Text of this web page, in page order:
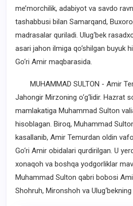
me’morchilik, adabiyot va savdo
tashabbusi bilan Samarqand,
madrasalar quriladi. Ulug‘bek
asari jahon ilmiga qo‘shilgan buyuk
Go‘ri Amir maqbarasida.
MUHAMMAD SULTON - Amir
Jahongir Mirzoning o‘g‘lidir. Hazrat
mamlakatiga Muhammad Sulton
hisoblagan. Biroq, Muhammad
kasallanib, Amir Temurdan oldin
Go‘ri Amir obidalari qurdirilgan. U
xonaqoh va boshqa yodgorliklar
Muhammad Sulton qabri bobosi
Shohruh, Mironshoh va